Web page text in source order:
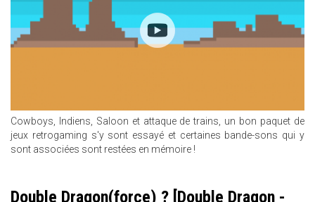
Cowboys, Indiens, Saloon et attaque de trains, un bon paquet de
jeux retrogaming s'y sont essayé et certaines bande-sons qui y
sont associées sont restées en mémoire !
Double Dragon(force) ? [Double Dragon -